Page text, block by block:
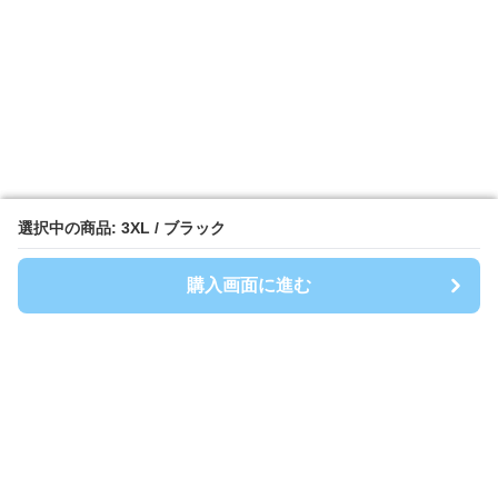
選択中の商品: 3XL / ブラック
購入画面に進む
選択中の商品: 3XL / ブラック
購入画面に進む